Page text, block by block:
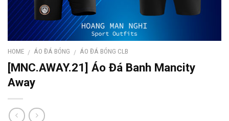
HOME / ÁO ĐÁ BÓNG / ÁO ĐÁ BÓNG CLB
[MNC.AWAY.21] Áo Đá Banh Mancity
Away